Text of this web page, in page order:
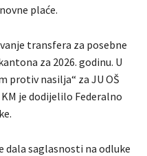
plaće.
transfera za posebne
za 2026. godinu. U
protiv nasilja“ za JU OŠ
KM je dodijelilo Federalno
dala saglasnosti na odluke